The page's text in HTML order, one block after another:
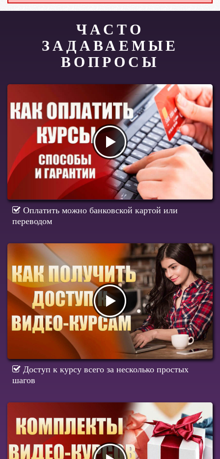
ЧАСТО
ЗАДАВАЕМЫЕ
ВОПРОСЫ
Оплатить можно банковской картой или
переводом
Доступ к курсу всего за несколько простых
шагов